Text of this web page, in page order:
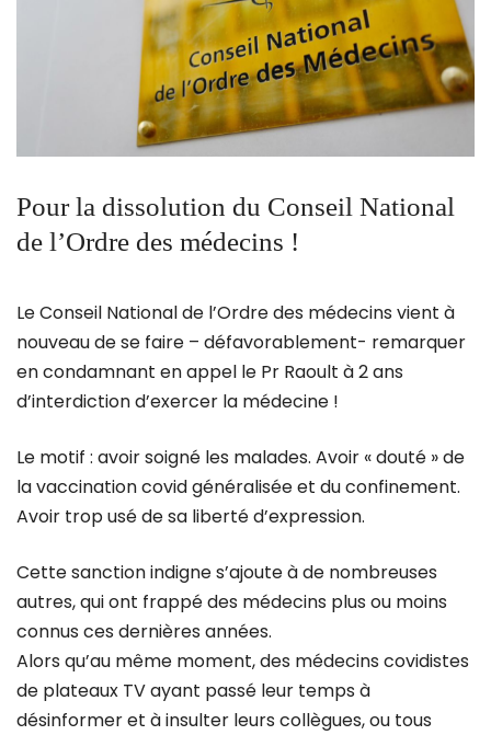
Pour la dissolution du Conseil National
de l’Ordre des médecins !
Le Conseil National de l’Ordre des médecins vient à
nouveau de se faire – défavorablement- remarquer
en condamnant en appel le Pr Raoult à 2 ans
d’interdiction d’exercer la médecine !
Le motif : avoir soigné les malades. Avoir « douté » de
la vaccination covid généralisée et du confinement.
Avoir trop usé de sa liberté d’expression.
Cette sanction indigne s’ajoute à de nombreuses
autres, qui ont frappé des médecins plus ou moins
connus ces dernières années.
Alors qu’au même moment, des médecins covidistes
de plateaux TV ayant passé leur temps à
désinformer et à insulter leurs collègues, ou tous